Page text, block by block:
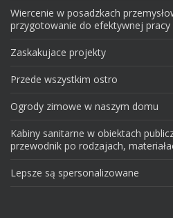
Wiercenie w posadzkach
przygotowanie do efektywnej pracy
Zaskakujace projekty
Przede wszystkim ostro
Ogrody zimowe w naszym domu
Kabiny sanitarne w obiektach
przewodnik po rodzajach,
Lepsze są spersonalizowane